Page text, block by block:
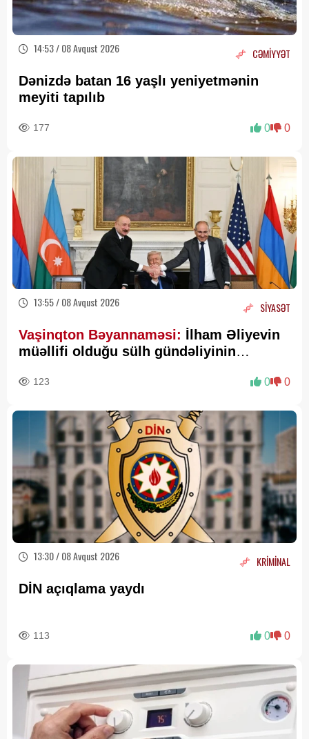
14:53 / 08 Avqust 2026 CƏMİYYƏT
Dənizdə batan 16 yaşlı yeniyetmənin
meyiti tapılıb
177 0 0
13:55 / 08 Avqust 2026 SİYASƏT
Vaşinqton Bəyannaməsi: İlham Əliyevin
müəllifi olduğu sülh gündəliyinin
123 0 0
13:30 / 08 Avqust 2026 KRİMİNAL
DİN açıqlama yaydı
113 0 0